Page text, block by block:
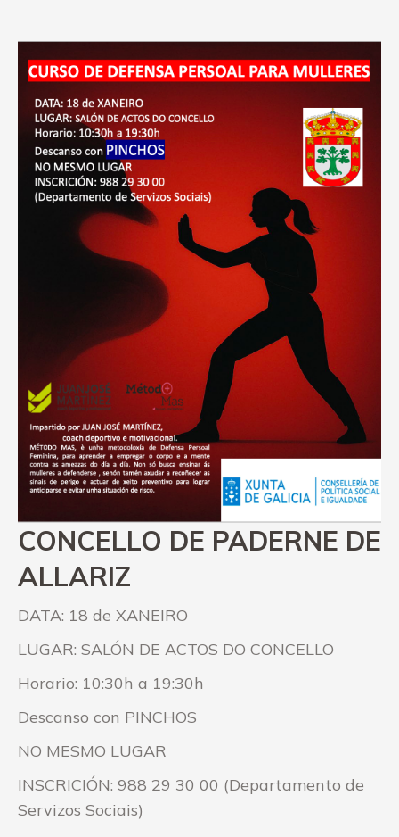
CONCELLO DE PADERNE DE
ALLARIZ
DATA: 18 de XANEIRO
LUGAR: SALÓN DE ACTOS DO CONCELLO
Horario: 10:30h a 19:30h
Descanso con PINCHOS
NO MESMO LUGAR
INSCRICIÓN: 988 29 30 00 (Departamento de
Servizos Sociais)